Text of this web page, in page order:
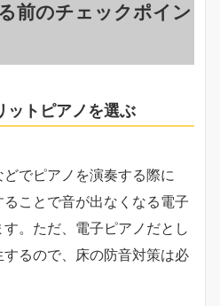
前のチェックポイン
ットピアノを選ぶ
でピアノを演奏する際に
ことで音が出なくなる電子
。ただ、電子ピアノだとし
るので、床の防音対策は必